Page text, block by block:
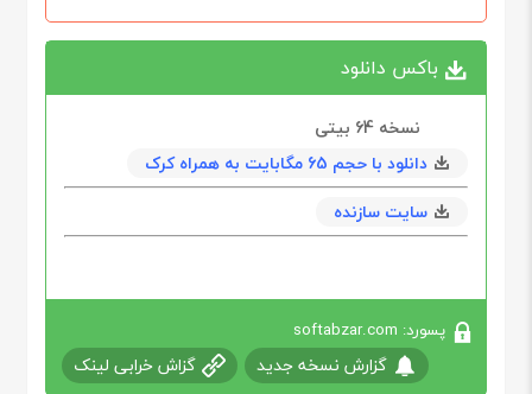
باکس دانلود
نسخه 64‌ بیتی
دانلود با حجم 65 مگابايت به همراه کرک
سایت سازنده
پسورد: softabzar.com
گزارش نسخه جدید گزاش خرابی لینک